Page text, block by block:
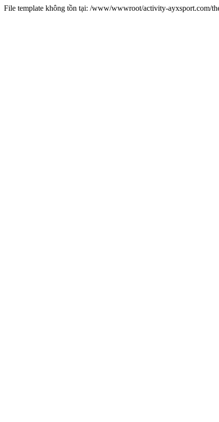
File template không tồn tại: /www/wwwroot/activity-ayxsport.com/